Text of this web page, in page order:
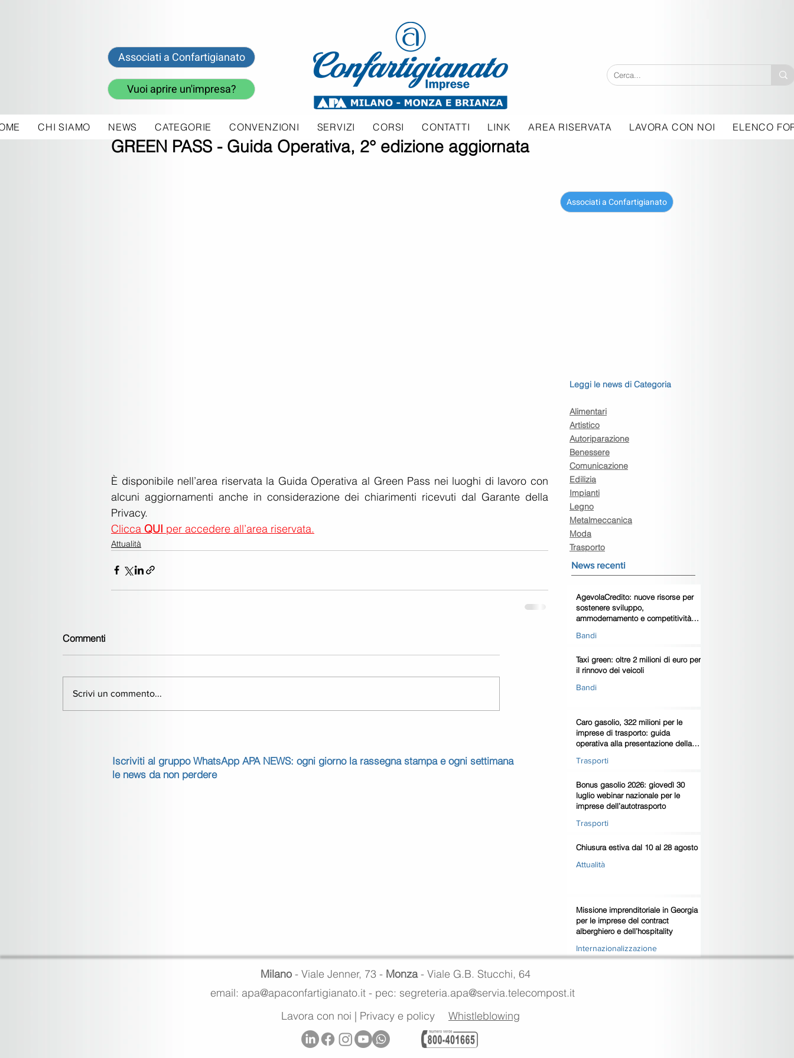
Associati a Confartigianato
Vuoi aprire un'impresa?
CHI SIAMO NEWS CATEGORIE CONVENZIONI SERVIZI CORSI CONTATTI LINK AREA RISERVATA LAVORA CON NOI ELENCO
GREEN PASS - Guida Operativa, 2° edizione aggiornata
22 ott 2021
È disponibile nell’area riservata la Guida Operativa al Green Pass nei luoghi di lavoro con
alcuni aggiornamenti anche in considerazione dei chiarimenti ricevuti dal Garante della
Privacy.
Clicca QUI per accedere all’area riservata.
Attualità
Commenti
Scrivi un commento...
Leggi le news di Categoria
Alimentari
Artistico
Autoriparazione
Benessere
Comunicazione
Edilizia
Impianti
Legno
Metalmeccanica
Moda
Trasporto
News recenti
AgevolaCredito: nuove risorse per
sostenere sviluppo,
ammodernamento e competitività
Bandi
Taxi green: oltre 2 milioni di euro per
il rinnovo dei veicoli
Bandi
Caro gasolio, 322 milioni per le
imprese di trasporto: guida
operativa alla presentazione della
Trasporti
Bonus gasolio 2026: giovedì 30
luglio webinar nazionale per le
imprese dell’autotrasporto
Trasporti
Chiusura estiva dal 10 al 28 agosto
Attualità
Missione imprenditoriale in Georgia
per le imprese del contract
alberghiero e dell’hospitality
Internazionalizzazione
Iscriviti al gruppo WhatsApp APA NEWS: ogni giorno la rassegna stampa e ogni settimana
le news da non perdere
Associati a Confartigianato
Milano - Viale Jenner, 73 - Monza- Viale G.B. Stucchi, 64
email: apa@apaconfartigianato.it - pec: segreteria.apa@servia.telecompost.it
Lavora con noi | Privacy e policy Whistleblowing